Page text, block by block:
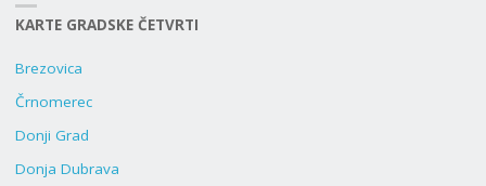
KARTE GRADSKE ČETVRTI
Brezovica
Črnomerec
Donji Grad
Donja Dubrava